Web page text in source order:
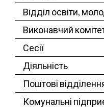
Відділ освіти,
Виконавчий
Сесії
Діяльність
Поштові
Комунальні